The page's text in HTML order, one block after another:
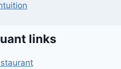
links